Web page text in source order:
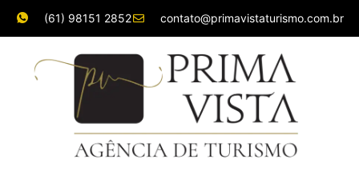
(61) 98151 2852 contato@primavistaturismo.com.br